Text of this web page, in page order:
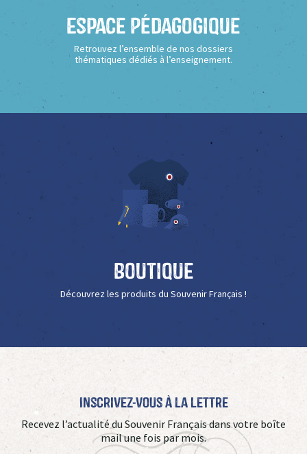
Espace Pédagogique
Retrouvez l’ensemble de nos dossiers
thématiques dédiés à l’enseignement.
Boutique
Découvrez les produits du Souvenir Français !
Inscrivez-vous à La Lettre
Recevez l’actualité du Souvenir Français dans votre boîte
mail une fois par mois.